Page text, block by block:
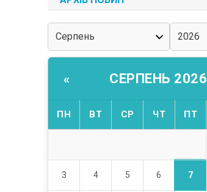
« СЕРПЕНЬ 2026
ПН ВТ СР ЧТ ПТ
3 4 5 6 7